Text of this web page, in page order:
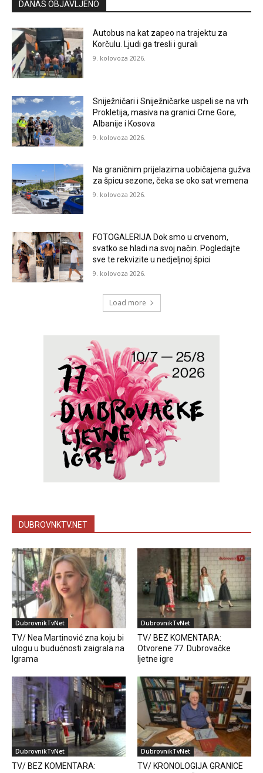
DANAS OBJAVLJENO
Autobus na kat zapeo na trajektu za
Korčulu. Ljudi ga tresli i gurali
9. kolovoza 2026.
Sniježničari i Sniježničarke uspeli se na vrh
Prokletija, masiva na granici Crne Gore,
Albanije i Kosova
9. kolovoza 2026.
Na graničnim prijelazima uobičajena gužva
za špicu sezone, čeka se oko sat vremena
9. kolovoza 2026.
FOTOGALERIJA Dok smo u crvenom,
svatko se hladi na svoj način. Pogledajte
sve te rekvizite u nedjeljnoj špici
9. kolovoza 2026.
Load more
DUBROVNKTV.NET
DubrovnikTvNet
TV/ Nea Martinović zna koju bi
ulogu u budućnosti zaigrala na
Igrama
DubrovnikTvNet
TV/ BEZ KOMENTARA:
Otvorene 77. Dubrovačke
ljetne igre
DubrovnikTvNet
TV/ BEZ KOMENTARA:
DubrovnikTvNet
TV/ KRONOLOGIJA GRANICE